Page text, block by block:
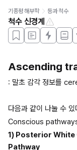
기종평 해부학 등과 척수
척수 신경계
Ascending
: 말초 감각 정보를
다음과 같이 나눌 수 있
Conscious
1) Posterior White
Pathway